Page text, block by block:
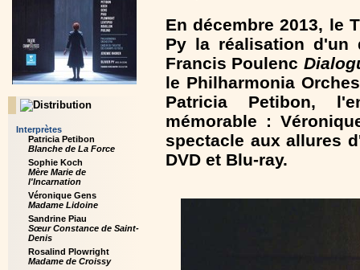
Interprètes
Patricia Petibon
Blanche de La Force
Sophie Koch
Mère Marie de
l'Incarnation
Véronique Gens
Madame Lidoine
Sandrine Piau
Sœur Constance de Saint-
Denis
Rosalind Plowright
Madame de Croissy
En décembre 2013, le
Py la réalisation d'un
Francis Poulenc
le Philharmonia
Patricia Petibon,
mémorable :
spectacle aux allures
DVD et Blu-ray.